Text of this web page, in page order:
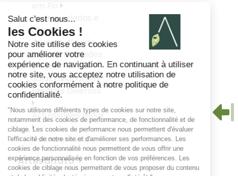
Pedras roladas e
chips
Árvores da Vida
Esferas Pirâmides
Ovos
Joias tailandesas
Minerais Diversos
Accessoires Bijoux
Venda em lote
Artesanato